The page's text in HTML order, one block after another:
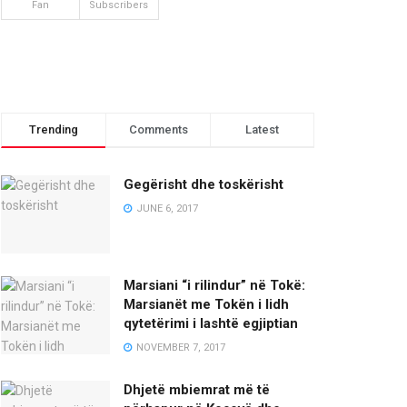
Fan Subscribers
Trending Comments Latest
Gegërisht dhe toskërisht
JUNE 6, 2017
Marsiani “i rilindur” në Tokë:
Marsianët me Tokën i lidh
qytetërimi i lashtë egjiptian
NOVEMBER 7, 2017
Dhjetë mbiemrat më të